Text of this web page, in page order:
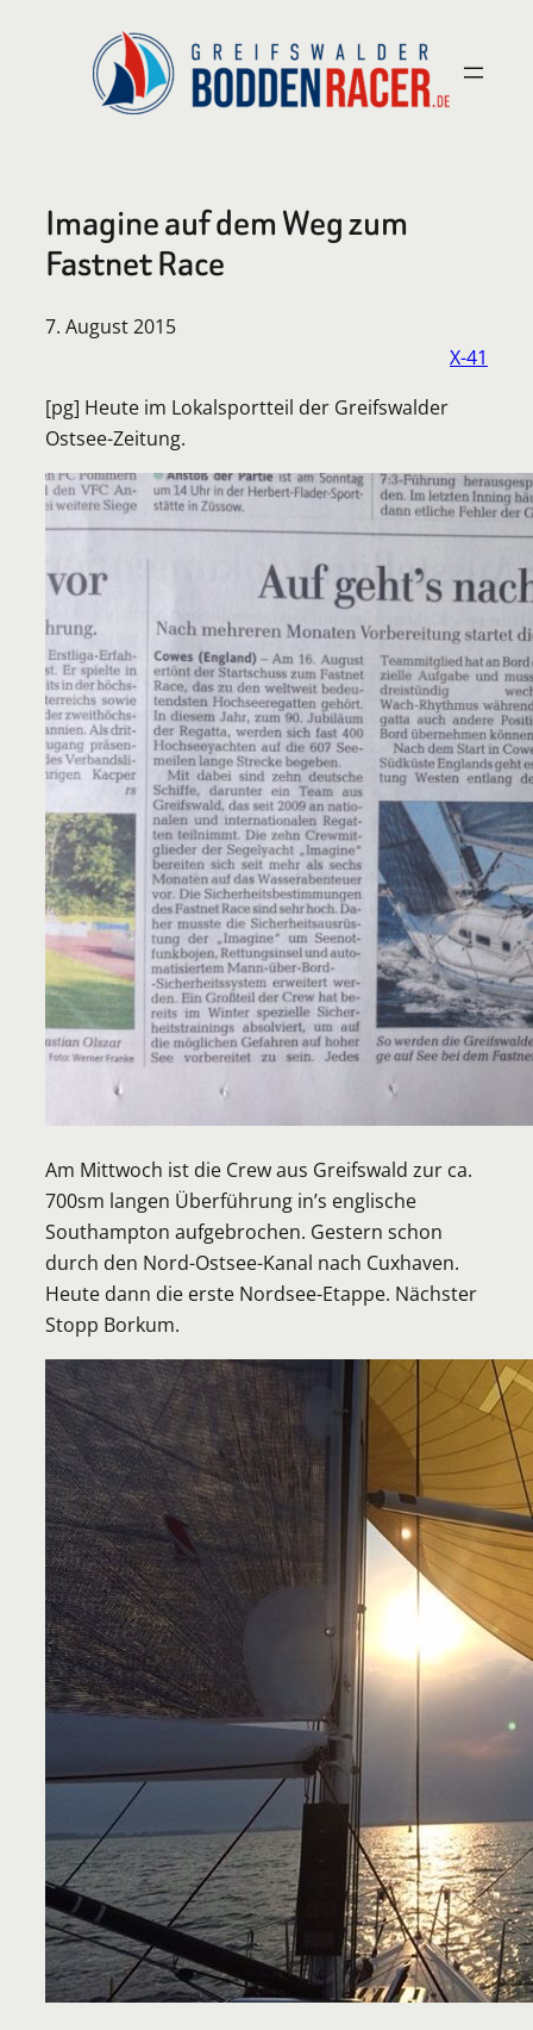
Imagine auf dem Weg zum
Fastnet Race
7. August 2015
X-41
[pg] Heute im Lokalsportteil der Greifswalder
Ostsee-Zeitung.
Am Mittwoch ist die Crew aus Greifswald zur ca.
700sm langen Überführung in’s englische
Southampton aufgebrochen. Gestern schon
durch den Nord-Ostsee-Kanal nach Cuxhaven.
Heute dann die erste Nordsee-Etappe. Nächster
Stopp Borkum.